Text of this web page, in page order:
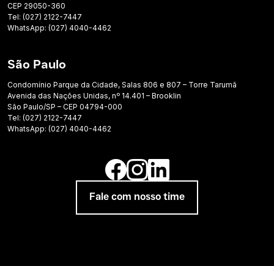
CEP 29050-360
Tel: (027) 2122-7447
WhatsApp: (027) 4040-4462
São Paulo
Condomínio Parque da Cidade, Salas 806 e 807 – Torre Tarumã
Avenida das Nações Unidas, nº 14.401 – Brooklin
São Paulo/SP – CEP 04794-000
Tel: (027) 2122-7447
WhatsApp: (027) 4040-4462
Fale com nosso time